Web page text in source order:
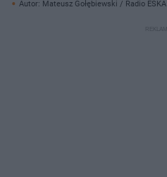
Autor: Mateusz Gołębiewski / Radio ESKA